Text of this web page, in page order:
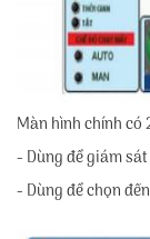
Màn hình chính có
- Dùng để giám
- Dùng để chọn